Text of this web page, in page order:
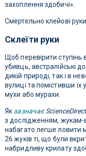
захоплення здобичі».
Смертельно клейові
Склеїти руки
Щоб перевірити ступінь
убивць, австралійські
дикій природі, так і в
вулиці та помістивши їх
мухи або мурахи.
Як зазначає
з дослідженням,
набагато легше ловити
26 жуків ті, що були
набридливу крилату